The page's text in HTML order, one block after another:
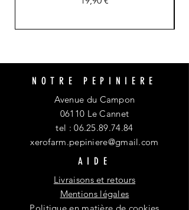
NOTRE PEPINIERE
Avenue du Campon
06110 Le Cannet
tel :06.25.89.74.84
xerofarm.pepiniere@gmail.com
AIDE
Livraisons et retours
Mentions légales